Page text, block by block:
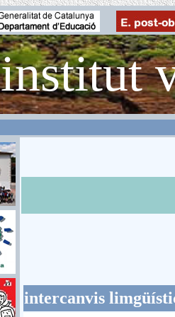
institut
intercanvis